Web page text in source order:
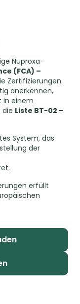
Nuproxa-
(FCA) –
Zertifizierungen
anerkennen,
in einem
die Liste BT-02 –
System, das
der
erfüllt